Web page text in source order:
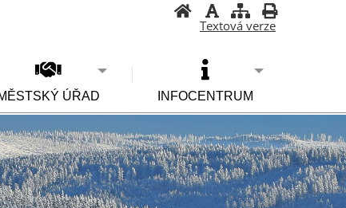
Textová verze
ÚŘAD INFOCENTRUM